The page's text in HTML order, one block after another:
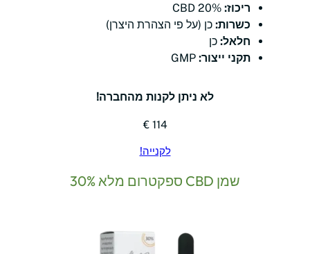
ריכוז: 20% CBD
כשרות: כן (על פי הצהרת היצרן)
חלאל: כן
תקני ייצור:
לא ניתן לקנות מהחברה!
114 €
לקנייה!
שמן CBD ספקטרום מלא 30%